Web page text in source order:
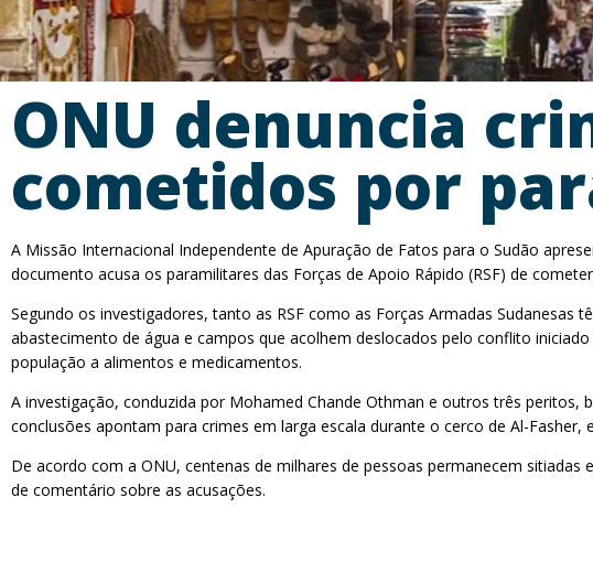
ONU denuncia
cometidos por
A Missão Internacional Independente de Apuração de Fatos para o Sudão
documento acusa os paramilitares das Forças de Apoio Rápido (RSF) de
Segundo os investigadores, tanto as RSF como as Forças Armadas
abastecimento de água e campos que acolhem deslocados pelo conflito
população a alimentos e medicamentos.
A investigação, conduzida por Mohamed Chande Othman e outros três
conclusões apontam para crimes em larga escala durante o cerco de Al-
De acordo com a ONU, centenas de milhares de pessoas permanecem
de comentário sobre as acusações.